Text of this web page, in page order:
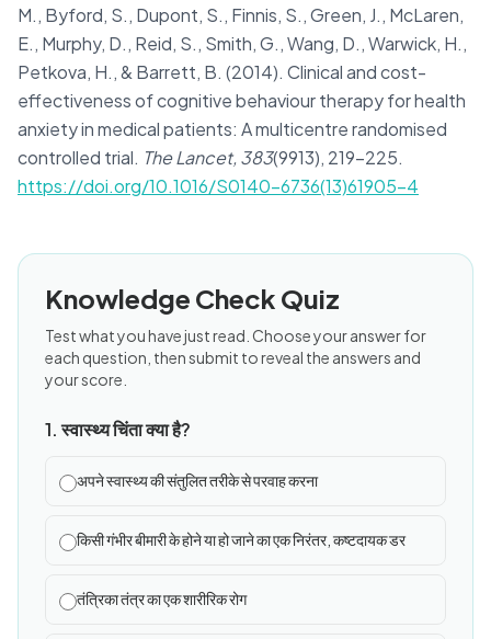
M., Byford, S., Dupont, S., Finnis, S., Green, J., McLaren,
E., Murphy, D., Reid, S., Smith, G., Wang, D., Warwick, H.,
Petkova, H., & Barrett, B. (2014). Clinical and cost-
effectiveness of cognitive behaviour therapy for health
anxiety in medical patients: A multicentre randomised
controlled trial. The Lancet, 383(9913), 219–225.
https://doi.org/10.1016/S0140-6736(13)61905-4
Knowledge Check Quiz
Test what you have just read. Choose your answer for
each question, then submit to reveal the answers and
your score.
1. स्वास्थ्य चिंता क्या है?
अपने स्वास्थ्य की संतुलित तरीके से परवाह करना
किसी गंभीर बीमारी के होने या हो जाने का एक निरंतर, कष्टदायक डर
तंत्रिका तंत्र का एक शारीरिक रोग